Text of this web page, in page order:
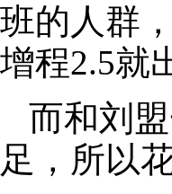
班的人群
增程2.5就
而和刘
足，所以